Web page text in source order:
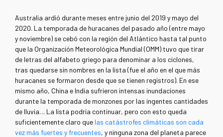
Australia ardió durante meses entre junio del 2019 y mayo del
2020. La temporada de huracanes del pasado año (entre mayo
y noviembre) se cebó con la región del Atlántico hasta tal punto
que la Organización Meteorológica Mundial (OMM) tuvo que tirar
de letras del alfabeto griego para denominar a los ciclones,
tras quedarse sin nombres en la lista (fue el año en el que más
huracanes se formaron desde que se tienen registros). En ese
mismo año, China e India sufrieron intensas inundaciones
durante la temporada de monzones por las ingentes cantidades
de lluvia… La lista podría continuar, pero con esto queda
suficientemente claro que las catástrofes climáticas son cada
vez más fuertes y frecuentes, y ninguna zona del planeta parece